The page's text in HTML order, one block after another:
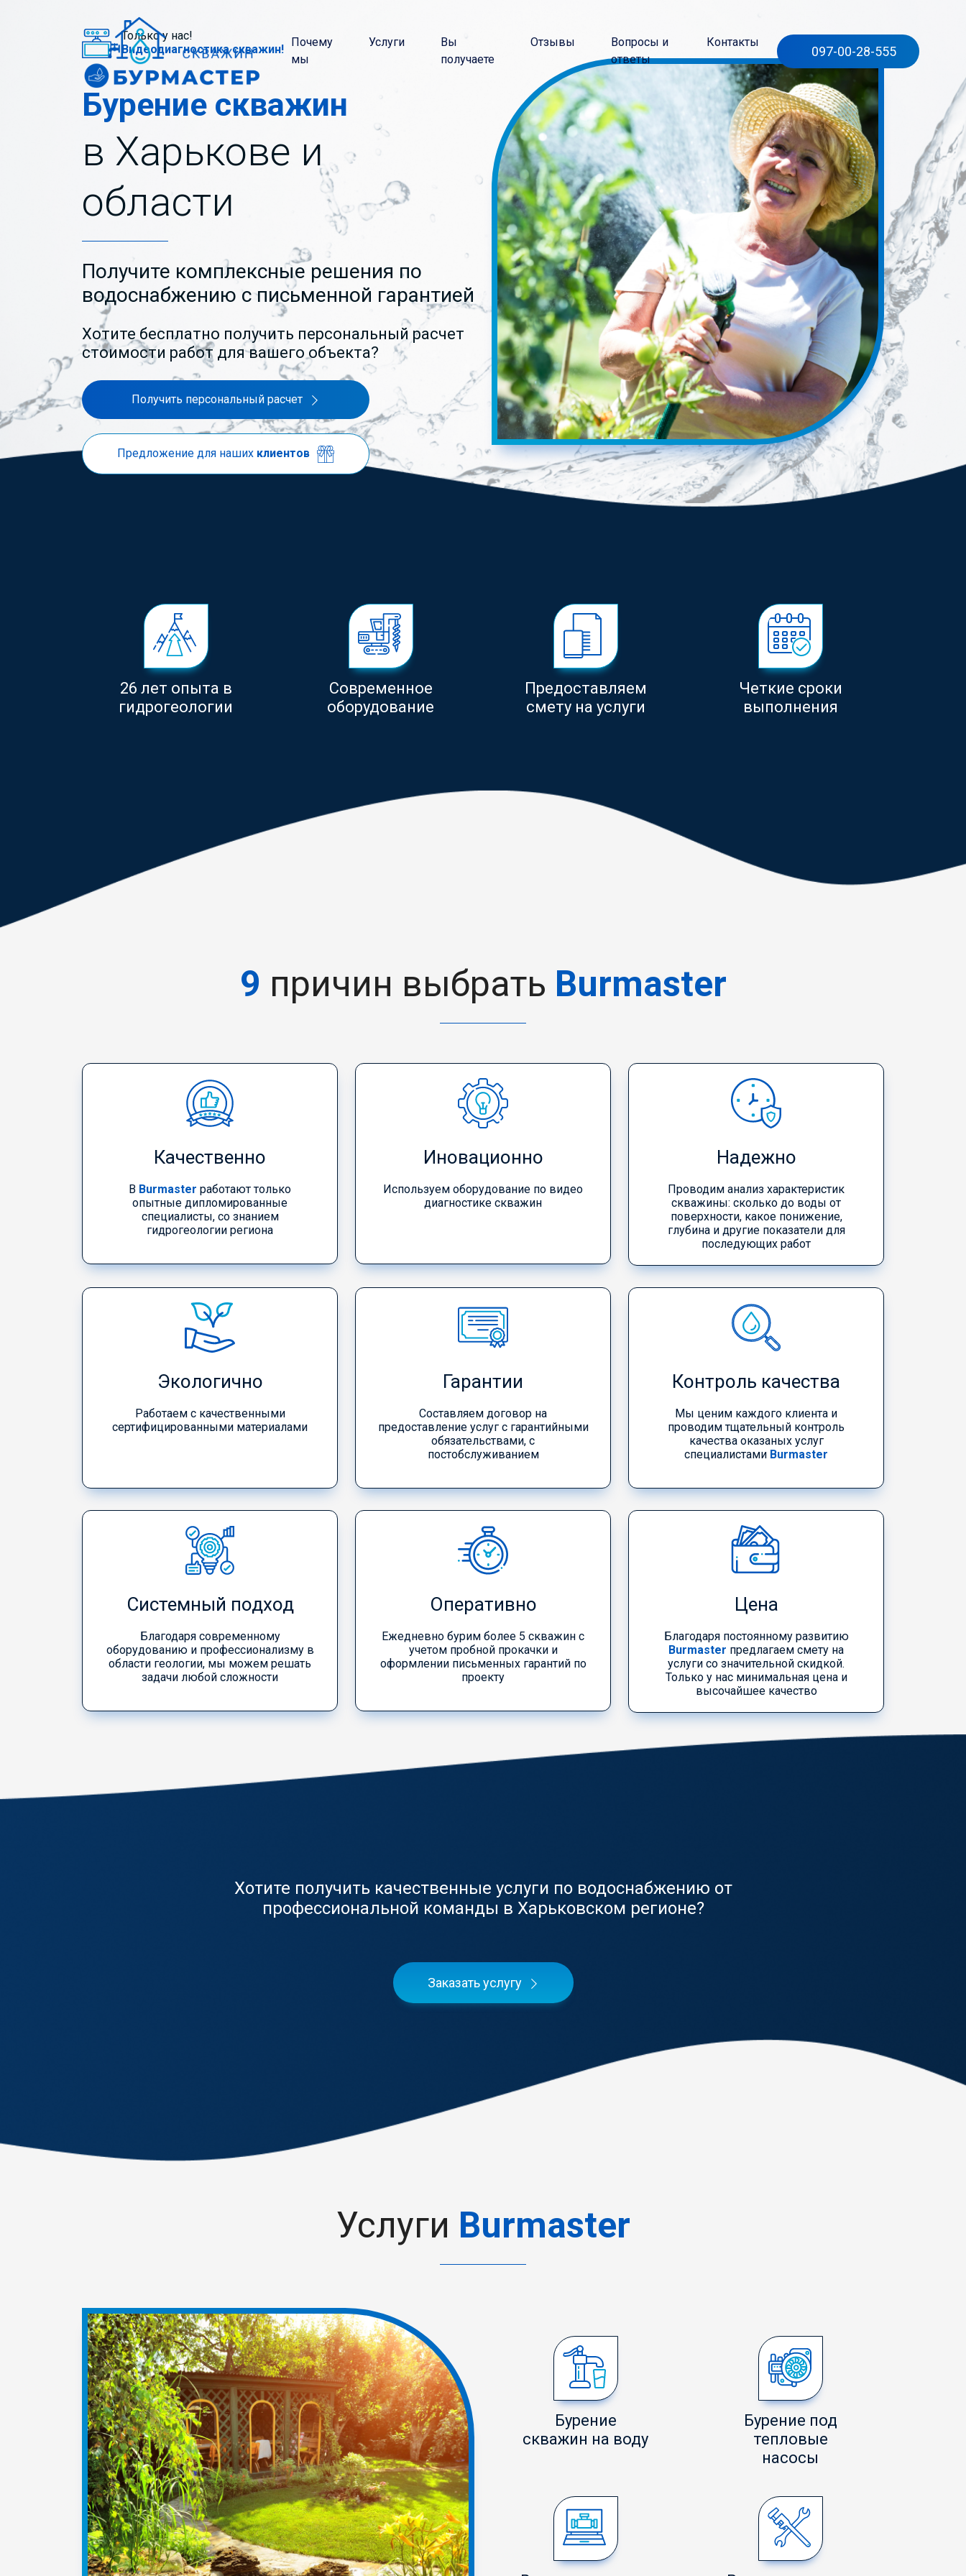
Почему
мы
Услуги
Вы
получаете
Отзывы
Вопросы и
ответы
Контакты
097-00-28-555
Только у нас!
Видеодиагностика скважин!
Бурение скважин
в Харькове и
области
Получите комплексные решения по
водоснабжению с письменной гарантией
Хотите бесплатно получить персональный расчет
стоимости работ для вашего объекта?
Получить персональный расчет
Предложение для наших клиентов
26 лет опыта в
гидрогеологии
Современное
оборудование
Предоставляем
смету на услуги
Четкие сроки
выполнения
9 причин выбрать Burmaster
Качественно
В Burmaster работают только
опытные дипломированные
специалисты, со знанием
гидрогеологии региона
Иновационно
Используем оборудование по видео
диагностике скважин
Надежно
Проводим анализ характеристик
скважины: сколько до воды от
поверхности, какое понижение,
глубина и другие показатели для
последующих работ
Экологично
Работаем с качественными
сертифицированными материалами
Гарантии
Составляем договор на
предоставление услуг с гарантийными
обязательствами, с
постобслуживанием
Контроль качества
Мы ценим каждого клиента и
проводим тщательный контроль
качества оказаных услуг
специалистами Burmaster
Системный подход
Благодаря современному
оборудованию и профессионализму в
области геологии, мы можем решать
задачи любой сложности
Оперативно
Ежедневно бурим более 5 скважин с
учетом пробной прокачки и
оформлении письменных гарантий по
проекту
Цена
Благодаря постоянному развитию
Burmaster предлагаем смету на
услуги со значительной скидкой.
Только у нас минимальная цена и
высочайшее качество
Хотите получить качественные услуги по водоснабжению от
профессиональной команды в Харьковском регионе?
Заказать услугу
Услуги Burmaster
Бурение
скважин на воду
Бурение под
тепловые
насосы